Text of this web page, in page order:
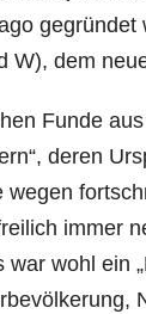
gegründet
W), dem
Funde
deren
wegen
immer
war wohl ein